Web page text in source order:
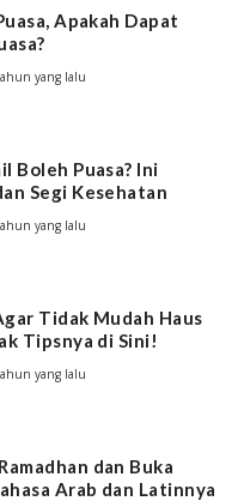
Apakah Dapat
yang lalu
Boleh Puasa? Ini
Segi Kesehatan
yang lalu
Tidak Mudah Haus
Tipsnya di Sini!
yang lalu
dan Buka
Arab dan Latinnya